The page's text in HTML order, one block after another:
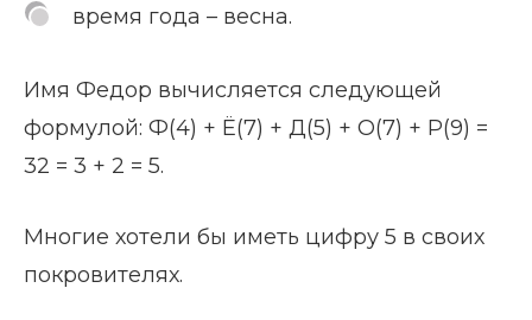
время года – весна.
Имя Федор вычисляется следующей
формулой: Ф(4) + Ё(7) + Д(5) + О(7) + Р(9) =
32 = 3 + 2 = 5.
Многие хотели бы иметь цифру 5 в своих
покровителях.